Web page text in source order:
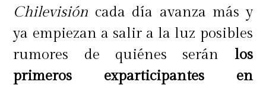
Chilevisión cada día avanza más y
ya empiezan a salir a la luz posibles
rumores de quiénes serán los
primeros exparticipantes en